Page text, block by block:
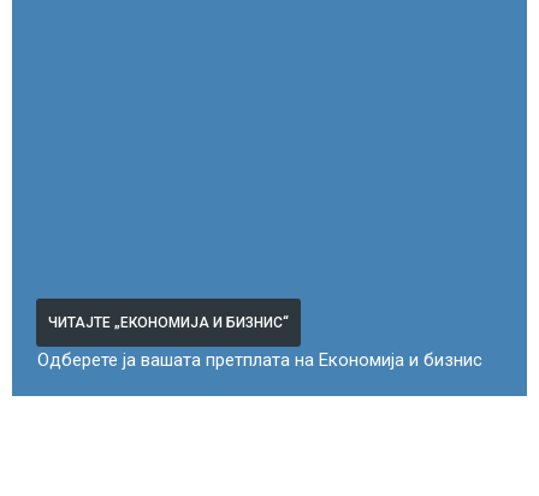
ЧИТАЈТЕ „ЕКОНОМИЈА И БИЗНИС“
Одберете ја вашата претплата на Економија и бизнис